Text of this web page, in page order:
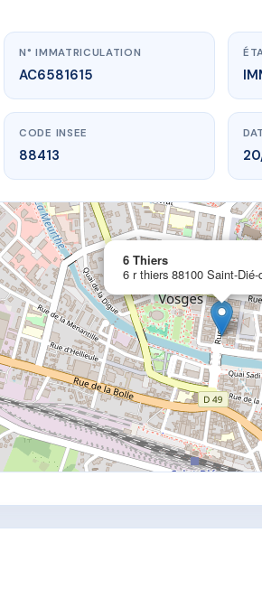
AC6581615
6 Thiers
88100 Saint-Dié-des-Vosges
N° IMMATRICULATION
AC6581615
CODE INSEE
88413
6 Thiers
6 r thiers 88100 Saint-Dié-